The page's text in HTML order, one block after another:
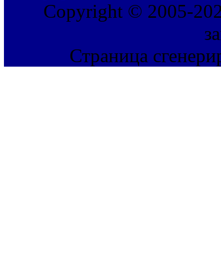
Copyright © 2005-
Страница